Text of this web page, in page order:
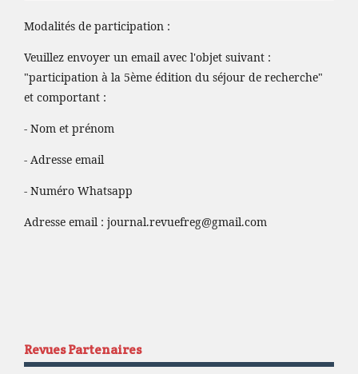
Modalités de participation :
Veuillez envoyer un email avec l'objet suivant :
"participation à la 5ème édition du séjour de recherche"
et comportant :
- Nom et prénom
- Adresse email
- Numéro Whatsapp
Adresse email : journal.revuefreg@gmail.com
Revues Partenaires